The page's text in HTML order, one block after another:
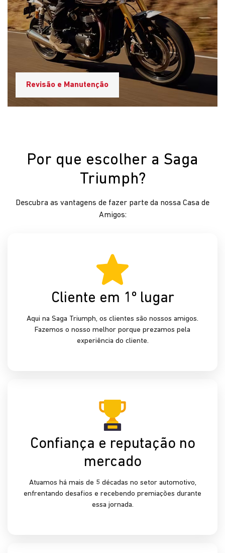
Cliente em 1º lugar
Aqui na Saga Triumph, os clientes são nossos amigos.
Confiança e reputação no
Atuamos há mais de 5 décadas no setor automotivo,
enfrentando desafios e recebendo premiações durante
essa jornada.
Revisão, manutenção, peças e pneus para o seu
Triumph, com uma equipe de especialistas e desconto
para clientes fora da garantia.
Conheça as vantagens